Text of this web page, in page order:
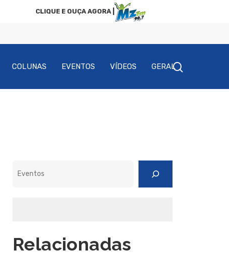
CLIQUE E OUÇA AGORA |
COLUNAS EVENTOS VÍDEOS GERAL
Relacionadas